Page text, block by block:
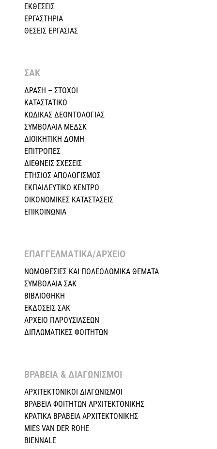
ΕΚΘΕΣΕΙΣ
ΕΡΓΑΣΤΗΡΙΑ
ΘΕΣΕΙΣ ΕΡΓΑΣΙΑΣ
ΣΑΚ
ΔΡΑΣΗ – ΣΤΟΧΟΙ
ΚΑΤΑΣΤΑΤΙΚΟ
ΚΩΔΙΚΑΣ ΔΕΟΝΤΟΛΟΓΙΑΣ
ΣΥΜΒΟΛΑΙΑ ΜΕΔΣΚ
ΔΙΟΙΚΗΤΙΚΗ ΔΟΜΗ
ΕΠΙΤΡΟΠΕΣ
ΔΙΕΘΝΕΙΣ ΣΧΕΣEIΣ
ΕΤΗΣΙΟΣ ΑΠΟΛΟΓΙΣΜΟΣ
ΕΚΠΑΙΔΕΥΤΙΚΟ ΚΕΝΤΡΟ
ΟΙΚΟΝΟΜΙΚΕΣ ΚΑΤΑΣΤΑΣΕΙΣ
ΕΠΙΚΟΙΝΩΝΙΑ
ΕΠΑΓΓΕΛΜΑΤΙΚΑ/ΑΡΧΕΙΟ ​
ΝΟΜΟΘΕΣΙΕΣ KAI ΠΟΛΕΟΔΟΜΙΚΑ ΘΕΜΑΤΑ
ΣΥΜΒΟΛΑΙΑ ΣΑΚ
ΒΙΒΛΙΟΘΗΚΗ
ΕΚΔΟΣΕΙΣ ΣΑΚ
ΑΡΧΕΙΟ ΠΑΡΟΥΣΙΑΣΕΩΝ
ΔΙΠΛΩΜΑΤΙΚΕΣ ΦΟΙΤΗΤΩΝ
ΒΡΑΒΕΙΑ & ΔΙΑΓΩΝΙΣΜΟΙ ​
ΑΡΧΙΤΕΚΤΟΝΙΚΟΙ ΔΙΑΓΩΝΙΣΜΟΙ
ΒΡΑΒΕΙΑ ΦΟΙΤΗΤΩΝ ΑΡΧΙΤΕΚΤΟΝΙΚΗΣ
ΚΡΑΤΙΚΑ ΒΡΑΒΕΙΑ ΑΡΧΙΤΕΚΤΟΝΙΚΗΣ
MIES VAN DER ROHE
BIENNALE